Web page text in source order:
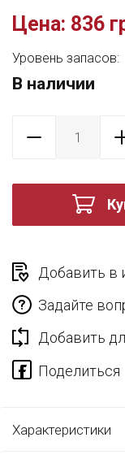
Цена: 836
Уровень запасов:
В наличии
Добавить в
Задайте
Добавить
Характеристики